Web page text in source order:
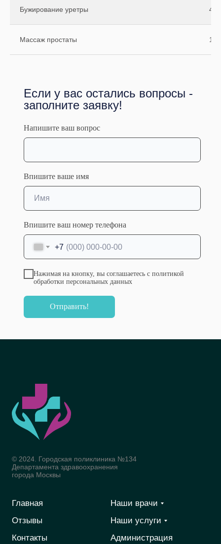
Бужирование уретры
Массаж простаты
Образование
• Уровень образования: Высшее
• Организация: Ярославский Государственный
Сертификаты / аккредитация: Урология от
21.05.2024
Если у вас остались вопросы -
заполните заявку!
Напишите ваш вопрос
Впишите ваше имя
Впишите ваш номер телефона
+7
Нажимая на кнопку, вы соглашаетесь с политикой
обработки персональных данных
Отправить!
© 2024. Городская поликлиника №134
Департамента здравоохранения
города Москвы
Главная
Отзывы
Контакты
Наши врачи
Наши услуги
Администрация